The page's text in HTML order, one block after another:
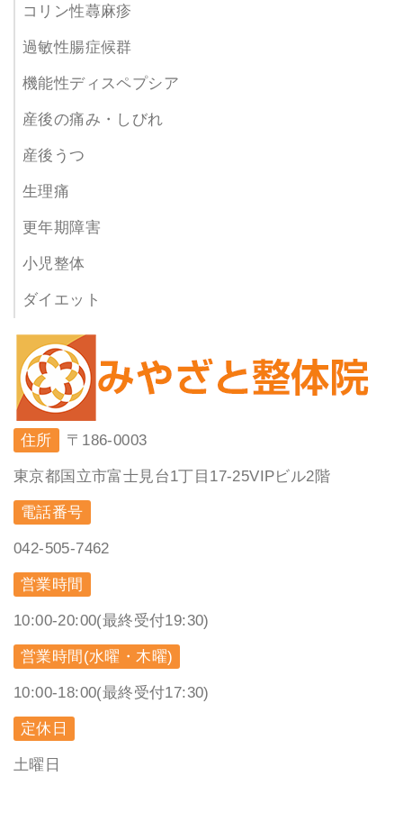
コリン性蕁麻疹
過敏性腸症候群
機能性ディスペプシア
産後の痛み・しびれ
産後うつ
生理痛
更年期障害
小児整体
ダイエット
住所 〒186-0003
東京都国立市富士見台1丁目17-25VIPビル2階
電話番号
042-505-7462
営業時間
10:00-20:00(最終受付19:30)
営業時間(水曜・木曜)
10:00-18:00(最終受付17:30)
定休日
土曜日